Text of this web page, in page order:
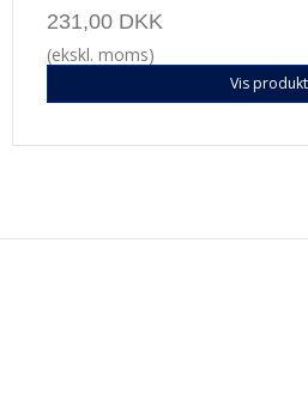
231,00 DKK
(ekskl. moms)
Vis produkt